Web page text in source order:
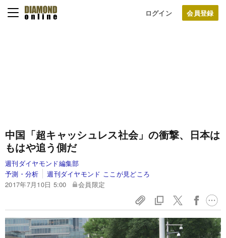
ログイン
中国「超キャッシュレス社会」の衝撃、日本は
もはや追う側だ
週刊ダイヤモンド編集部
予測・分析
週刊ダイヤモンド ここが見どころ
2017年7月10日 5:00
会員限定